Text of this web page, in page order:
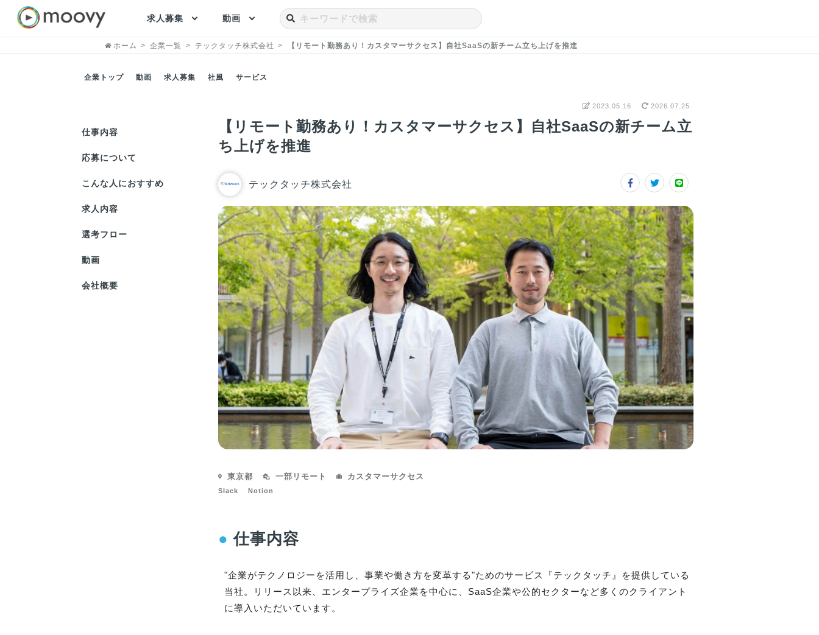
求人募集 動画
ホーム 企業一覧 テックタッチ株式会社 【リモート勤務あり！カスタマーサクセス】自社SaaSの新チーム立ち上げを推進
企業トップ 動画 求人募集 社風 サービス
仕事内容
応募について
こんな人におすすめ
求人内容
選考フロー
動画
会社概要
2023.05.16 2026.07.25
【リモート勤務あり！カスタマーサクセス】自社SaaSの新チーム立
ち上げを推進
テックタッチ株式会社
東京都 一部リモート カスタマーサクセス
Slack Notion
● 仕事内容
"企業がテクノロジーを活用し、事業や働き方を変革する"ためのサービス『テックタッチ』を提供している
当社。リリース以来、エンタープライズ企業を中心に、SaaS企業や公的セクターなど多くのクライアント
に導入いただいています。